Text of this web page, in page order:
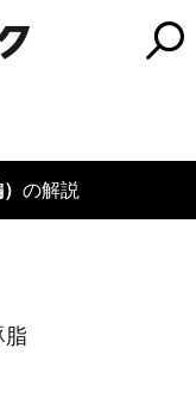
の解説
脂